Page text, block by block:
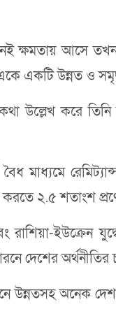
ক্ষমতায় আসে
একটি উন্নত ও
উল্লেখ করে
বৈধ মাধ্যমে
করতে ২.৫ শতাংশ
ইউক্রেন
দেশের অর্থনীতির
উন্নতসহ অনেক